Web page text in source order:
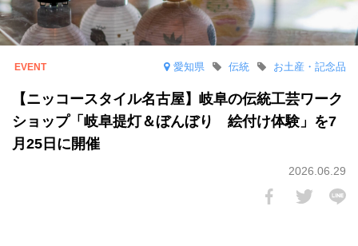
愛知県 お土産・記念品
伝統
【ニッコースタイル名古屋】岐阜の伝統工芸ワーク
ショップ「岐阜提灯＆ぼんぼり 絵付け体験」を7
月25日に開催
2026.06.29